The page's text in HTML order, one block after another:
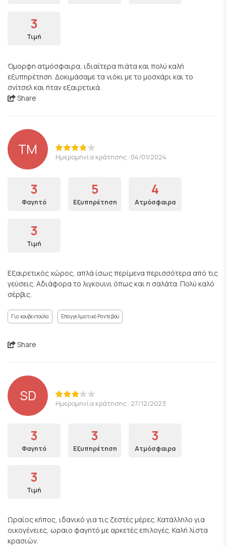
3
Τιμή
Όμορφη ατμόσφαιρα, ιδιαίτερα πιάτα και πολύ καλή
εξυπηρέτηση. Δοκιμάσαμε τα νιόκι με το μοσχάρι και το
σνίτσελ και ήταν εξαιρετικά.
Share
ΤΜ Ημερομηνία κράτησης: 04/01/2024
3
Φαγητό
5
Εξυπηρέτηση
4
Ατμόσφαιρα
3
Τιμή
Εξαιρετικός χώρος, απλά ίσως περίμενα περισσότερα από τις
γεύσεις. Αδιάφορα το λιγκουινι όπως και η σαλάτα. Πολύ καλό
σέρβις.
Για κουβεντούλα Επαγγελματικό Ραντεβού
Share
SD Ημερομηνία κράτησης: 27/12/2023
3
Φαγητό
3
Εξυπηρέτηση
3
Ατμόσφαιρα
3
Τιμή
Ωραίος κήπος, ιδανικό για τις ζεστές μέρες. Κατάλληλο για
οικογένειες, ωραιο φαγητό με αρκετές επιλογές. Καλή λίστα
κρασιών.